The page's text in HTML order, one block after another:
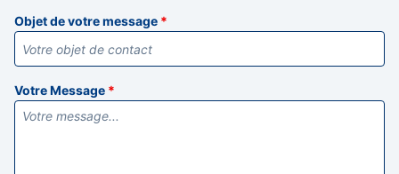
Objet de votre message *
Votre Message *